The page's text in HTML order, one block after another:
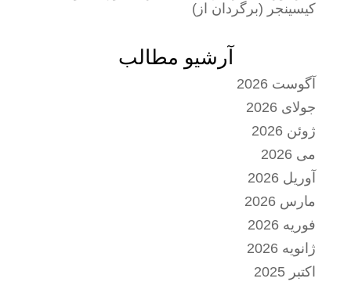
کیسینجر (برگردان از)
آرشیو مطالب
آگوست 2026
جولای 2026
ژوئن 2026
می 2026
آوریل 2026
مارس 2026
فوریه 2026
ژانویه 2026
اکتبر 2025